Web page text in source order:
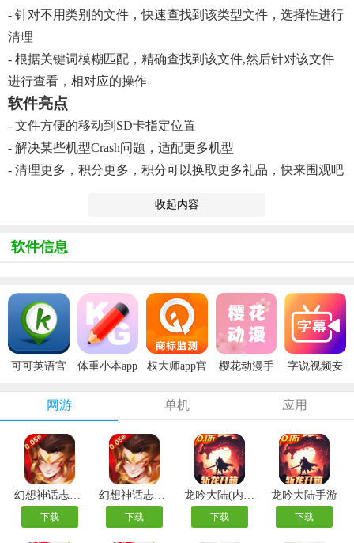
- 针对不用类别的文件，快速查找到该类型文件，选择性进行
清理
- 根据关键词模糊匹配，精确查找到该文件,然后针对该文件
进行查看，相对应的操作
软件亮点
- 文件方便的移动到SD卡指定位置
- 解决某些机型crash问题，适配更多机型
- 清理更多，积分更多，积分可以换取更多礼品，快来围观吧
收起内容
软件信息
可可英语官
体重小本app
权大师app官
樱花动漫手
字说视频安
网游 单机 应用
幻想神话志手游
下载
幻想神话志买断版
下载
龙吟大陆(内置0.1折扣正版放置手游)
下载
龙吟大陆手游
下载